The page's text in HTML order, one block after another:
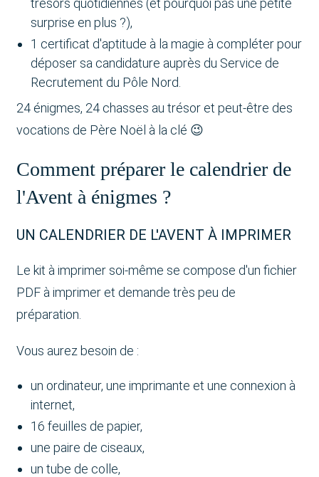
trésors quotidiennes (et pourquoi pas une petite
surprise en plus ?),
1 certificat d'aptitude à la magie à compléter pour
déposer sa candidature auprès du Service de
Recrutement du Pôle Nord.
24 énigmes, 24 chasses au trésor et peut-être des
vocations de Père Noël à la clé 😉
Comment préparer le calendrier de
l'Avent à énigmes ?
UN CALENDRIER DE L'AVENT À IMPRIMER
Le kit à imprimer soi-même se compose d'un fichier
PDF à imprimer et demande très peu de
préparation.
Vous aurez besoin de :
un ordinateur, une imprimante et une connexion à
internet,
16 feuilles de papier,
une paire de ciseaux,
un tube de colle,